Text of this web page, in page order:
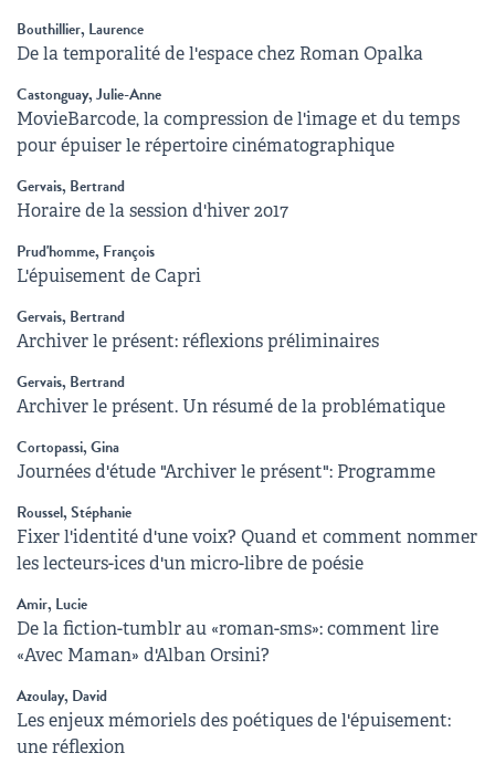
Bouthillier, Laurence
De la temporalité de l'espace chez Roman Opalka
Castonguay, Julie-Anne
MovieBarcode, la compression de l'image et du temps
pour épuiser le répertoire cinématographique
Gervais, Bertrand
Horaire de la session d'hiver 2017
Prud'homme, François
L'épuisement de Capri
Gervais, Bertrand
Archiver le présent: réflexions préliminaires
Gervais, Bertrand
Archiver le présent. Un résumé de la problématique
Cortopassi, Gina
Journées d'étude "Archiver le présent": Programme
Roussel, Stéphanie
Fixer l'identité d'une voix? Quand et comment nommer
les lecteurs-ices d'un micro-libre de poésie
Amir, Lucie
De la fiction-tumblr au «roman-sms»: comment lire
«Avec Maman» d'Alban Orsini?
Azoulay, David
Les enjeux mémoriels des poétiques de l'épuisement:
une réflexion